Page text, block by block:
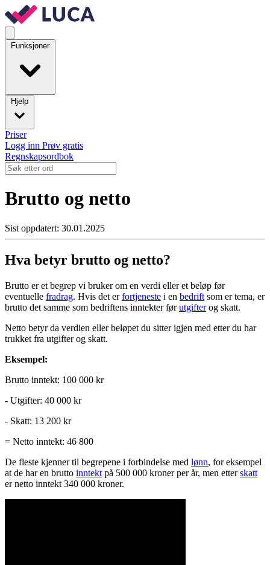
Funksjoner
Hjelp
Priser
Logg inn Prøv gratis
Regnskapsordbok
Brutto og netto
Sist oppdatert: 30.01.2025
Hva betyr brutto og netto?
Brutto er et begrep vi bruker om en verdi eller et beløp før
eventuelle fradrag. Hvis det erfortjeneste i en bedrift som er tema, er
brutto det samme som bedriftens inntekter førutgifterog skatt.
Netto betyr da verdien eller beløpet du sitter igjen med etter du har
trukket fra utgifter og skatt.
Eksempel:
Brutto inntekt: 100 000 kr
- Utgifter: 40 000 kr
- Skatt: 13 200 kr
= Netto inntekt: 46 800
De fleste kjenner til begrepene i forbindelse med lønn, for eksempel
at de har en brutto inntekt på 500 000 kroner per år, men etterskatt
er netto inntekt 340 000 kroner.